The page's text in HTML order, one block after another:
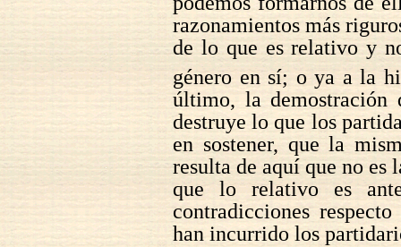
razonamientos más
de lo que es relativo y
género en sí; o ya a la
último, la demostración
destruye lo que los
en sostener, que la
resulta de aquí que no
que lo relativo es
contradicciones
han incurrido los